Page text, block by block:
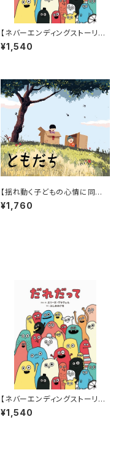
【ネバーエンディングストーリー
のような永遠に続く！】『だれだっ
て』
¥1,540
【揺れ動く子どもの心情に同
感！】『ともだち』
¥1,760
【ネバーエンディングストーリー
のような永遠に続く！】『だれだっ
て』
¥1,540